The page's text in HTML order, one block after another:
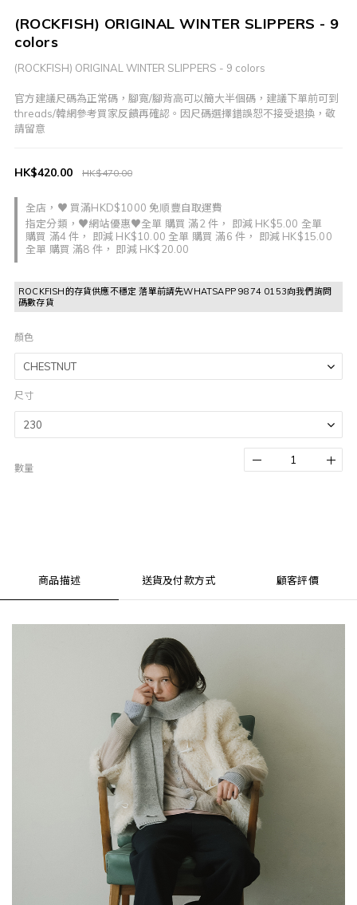
(ROCKFISH) ORIGINAL WINTER SLIPPERS - 9
colors
(ROCKFISH) ORIGINAL WINTER SLIPPERS - 9 colors
官方建議尺碼為正常碼，腳寛/腳背高可以簡大半個碼，建議下單前可到
threads/韓網參考買家反饋再確認。因尺碼選擇錯誤恕不接受退換，敬
請留意
全店，♥ 買滿HKD$1000 免順豐自取運費
指定分類，♥網站優惠♥全單 購買 滿2 件， 即減 HK$5.00 全單
購買 滿4 件， 即減 HK$10.00 全單 購買 滿6 件， 即減 HK$15.00
全單 購買 滿8 件， 即減 HK$20.00
HK$470.00
HK$420.00
ROCKFISH的存貨供應不穩定 落單前請先WHATSAPP 9874 0153向我們詢問
碼數存貨
顏色
尺寸
數量
商品描述 送貨及付款方式 顧客評價